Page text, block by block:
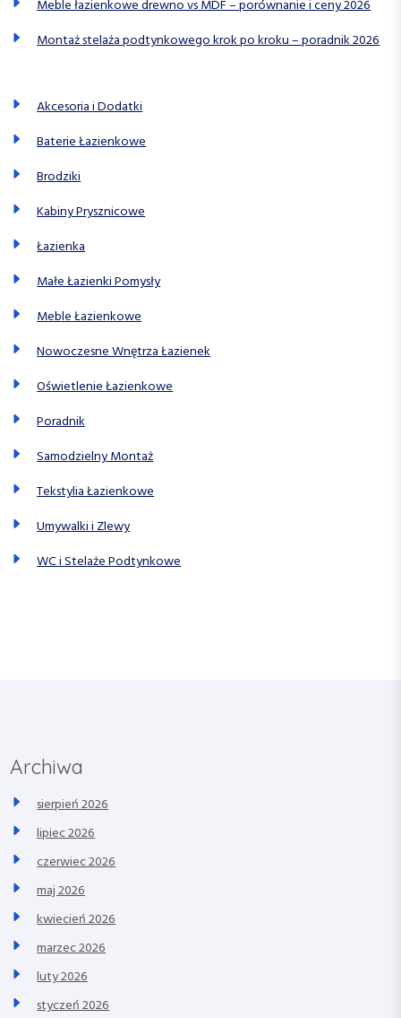
Meble łazienkowe drewno vs MDF – porównanie i ceny 2026
Montaż stelaża podtynkowego krok po kroku – poradnik 2026
Akcesoria i Dodatki
Baterie Łazienkowe
Brodziki
Kabiny Prysznicowe
Łazienka
Małe Łazienki Pomysły
Meble Łazienkowe
Nowoczesne Wnętrza Łazienek
Oświetlenie Łazienkowe
Poradnik
Samodzielny Montaż
Tekstylia Łazienkowe
Umywalki i Zlewy
WC i Stelaże Podtynkowe
Archiwa
sierpień 2026
lipiec 2026
czerwiec 2026
maj 2026
kwiecień 2026
marzec 2026
luty 2026
styczeń 2026